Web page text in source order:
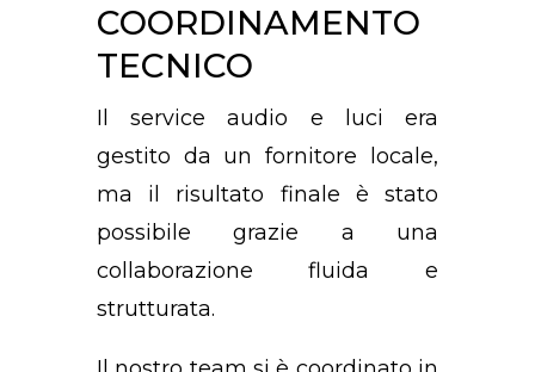
COORDINAMENTO
TECNICO
Il service audio e luci era
gestito da un fornitore locale,
ma il risultato finale è stato
possibile grazie a una
collaborazione fluida e
strutturata.